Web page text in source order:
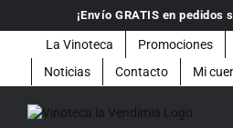
contenido
¡Envío GRATIS en pedidos
La Vinoteca Promociones
Noticias
Contacto Mi